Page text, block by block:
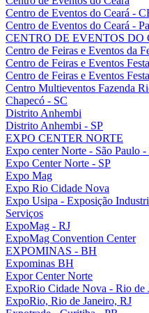
Centro de Eventos do Ceará -
Centro de Eventos do Ceará -
CENTRO DE EVENTOS
Centro de Feiras e Eventos da
Centro de Feiras e Eventos
Centro de Feiras e Eventos
Centro Multieventos Fazenda
Chapecó - SC
Distrito Anhembi
Distrito Anhembi - SP
EXPO CENTER NORTE
Expo center Norte - São Paulo -
Expo Center Norte - SP
Expo Mag
Expo Rio Cidade Nova
Expo Usipa - Exposição
Serviços
ExpoMag - RJ
ExpoMag Convention Center
EXPOMINAS - BH
Expominas BH
Expor Center Norte
ExpoRio Cidade Nova - Rio de
ExpoRio, Rio de Janeiro, RJ